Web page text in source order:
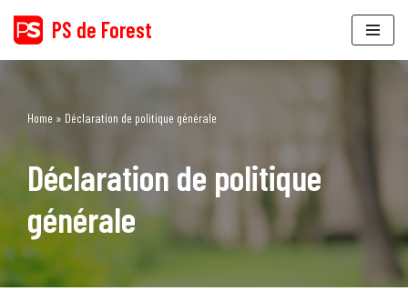
Aller
PS de Forest
Home » Déclaration de politique générale
Déclaration de politique
générale